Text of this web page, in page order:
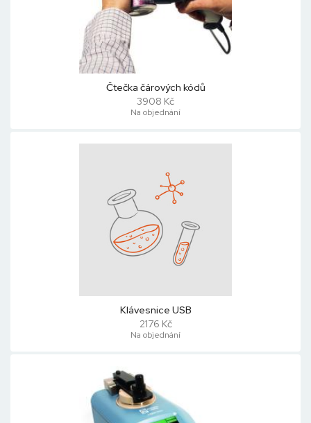
Čtečka čárových kódů
3908 Kč
Na objednání
Klávesnice USB
2176 Kč
Na objednání